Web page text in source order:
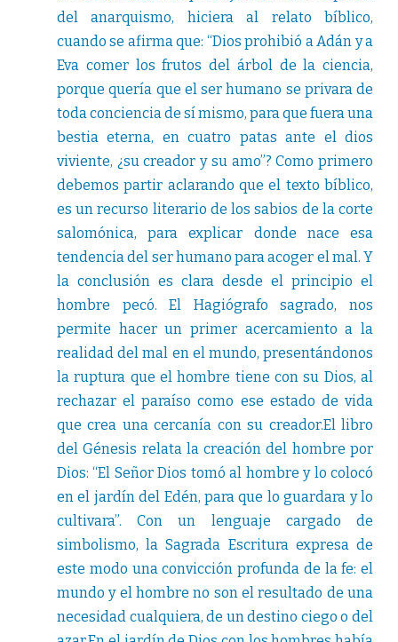
del anarquismo, hiciera al relato bíblico,
cuando se afirma que: “Dios prohibió a Adán y a
Eva comer los frutos del árbol de la ciencia,
porque quería que el ser humano se privara de
toda conciencia de sí mismo, para que fuera una
bestia eterna, en cuatro patas ante el dios
viviente, ¿su creador y su amo”? Como primero
debemos partir aclarando que el texto bíblico,
es un recurso literario de los sabios de la corte
salomónica, para explicar donde nace esa
tendencia del ser humano para acoger el mal. Y
la conclusión es clara desde el principio el
hombre pecó. El Hagiógrafo sagrado, nos
permite hacer un primer acercamiento a la
realidad del mal en el mundo, presentándonos
la ruptura que el hombre tiene con su Dios, al
rechazar el paraíso como ese estado de vida
que crea una cercanía con su creador.El libro
del Génesis relata la creación del hombre por
Dios: “El Señor Dios tomó al hombre y lo colocó
en el jardín del Edén, para que lo guardara y lo
cultivara”. Con un lenguaje cargado de
simbolismo, la Sagrada Escritura expresa de
este modo una convicción profunda de la fe: el
mundo y el hombre no son el resultado de una
necesidad cualquiera, de un destino ciego o del